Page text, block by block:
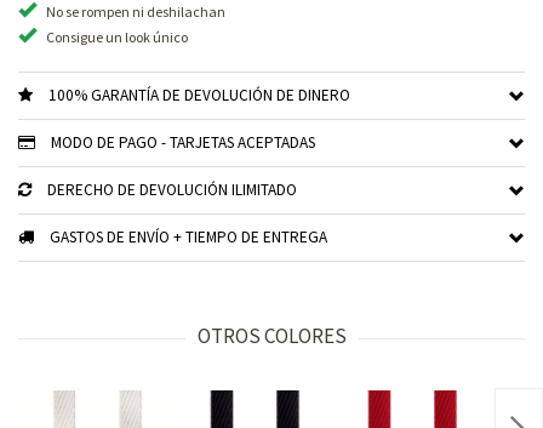
No se rompen ni deshilachan
Consigue un look único
100% GARANTÍA DE DEVOLUCIÓN DE DINERO
MODO DE PAGO - TARJETAS ACEPTADAS
DERECHO DE DEVOLUCIÓN ILIMITADO
GASTOS DE ENVÍO + TIEMPO DE ENTREGA
OTROS COLORES